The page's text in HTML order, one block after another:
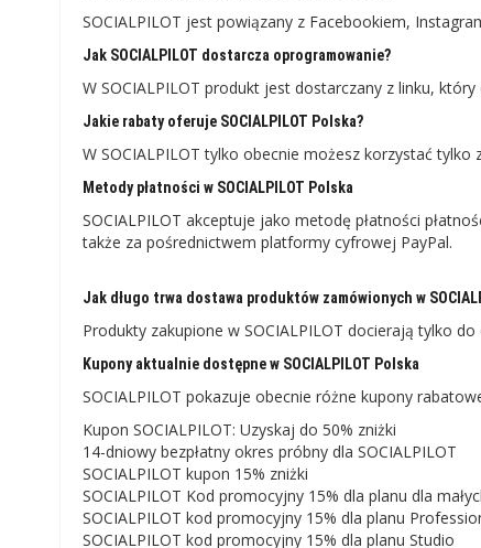
SOCIALPILOT jest powiązany z Facebookiem,
Jak SOCIALPILOT dostarcza oprogramowanie?
W SOCIALPILOT produkt jest dostarczany z linku,
Jakie rabaty oferuje SOCIALPILOT Polska?
W SOCIALPILOT tylko obecnie możesz korzystać
Metody płatności w SOCIALPILOT Polska
SOCIALPILOT akceptuje jako metodę płatności
także za pośrednictwem platformy cyfrowej PayPal.
Jak długo trwa dostawa produktów zamówionych w
Produkty zakupione w SOCIALPILOT docierają tylko
Kupony aktualnie dostępne w SOCIALPILOT Polska
SOCIALPILOT pokazuje obecnie różne kupony
Kupon SOCIALPILOT: Uzyskaj do 50% zniżki
14-dniowy bezpłatny okres próbny dla SOCIALPILOT
SOCIALPILOT kupon 15% zniżki
SOCIALPILOT Kod promocyjny 15% dla planu dla
SOCIALPILOT kod promocyjny 15% dla planu
SOCIALPILOT kod promocyjny 15% dla planu Studio